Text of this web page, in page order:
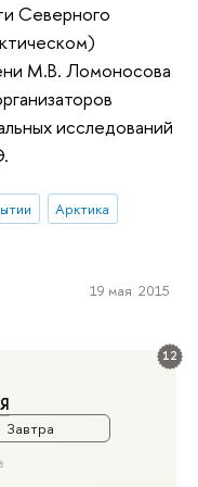
12
Завтра
Северного
М.В. Ломоносова
исследований
Арктика
19 мая 2015